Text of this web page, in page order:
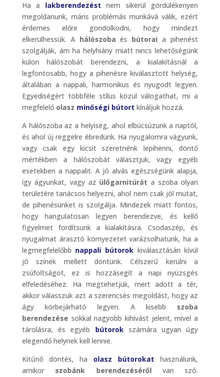
Ha a lakberendezést nem sikerül gördülékenyen
megoldanunk, máris problémás munkává válik, ezért
érdemes előre gondolkodni, hogy mindezt
elkerülhessük. A hálószoba és bútorai a pihenést
szolgálják, ám ha helyhiány miatt nincs lehetőségünk
külön hálószobát berendezni, a kialakításnál a
legfontosabb, hogy a pihenésre kiválasztott helység,
általában a nappali, harmonikus és nyugodt legyen.
Egyediségért többféle stílus közül válogathat, mi a
megfelelő olasz minőségi bútort kínáljuk hozzá.
A hálószoba az a helyiség, ahol elbúcsúzunk a naptól,
és ahol új reggelre ébredünk. Ha nyugalomra vágyunk,
vagy csak egy kicsit szeretnénk lepihenni, döntő
mértékben a hálószobát választjuk, vagy egyéb
esetekben a nappalit. A jó alvás egészségünk alapja,
így ágyunkat, vagy az ülőgarnitúrát a szoba olyan
területére tanácsos helyezni, ahol nem csak jól mutat,
de pihenésünket is szolgálja. Mindezek miatt fontos,
hogy hangulatosan legyen berendezve, és kellő
figyelmet fordítsunk a kialakításra. Csodaszép, és
nyugalmat árasztó környezetet varázsolhatunk, ha a
legmegfelelőbb nappali bútorok kiválasztásán kívül
jó színek mellett döntünk. Célszerű kerülni a
zsúfoltságot, ez is hozzásegít a napi nyüzsgés
elfeledéséhez. Ha megtehetjük, mert adott a tér,
akkor válasszuk azt a szerencsés megoldást, hogy az
ágy körbejárható legyen. A kisebb szoba
berendezése sokkal nagyobb kihívást jelent, mivel a
tárolásra, és egyéb bútorokszámára ugyan úgy
elegendő helynek kell lennie.
Kitűnő döntés, ha olasz bútorokathasználunk,
amikor szobánk berendezéséről van szó.